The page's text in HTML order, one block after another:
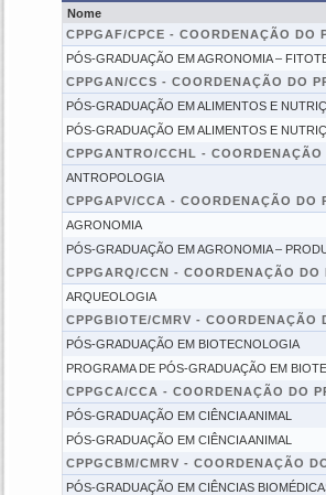
Nome
CPPGAF/CPCE - COORDENAÇÃO DO
PÓS-GRADUAÇÃO EM AGRONOMIA –
CPPGAN/CCS - COORDENAÇÃO DO
PÓS-GRADUAÇÃO EM ALIMENTOS E
PÓS-GRADUAÇÃO EM ALIMENTOS E
CPPGANTRO/CCHL -
ANTROPOLOGIA
CPPGAPV/CCA - COORDENAÇÃO DO
AGRONOMIA
PÓS-GRADUAÇÃO EM AGRONOMIA –
CPPGARQ/CCN - COORDENAÇÃO
ARQUEOLOGIA
CPPGBIOTE/CMRV - COORDENAÇÃO
PÓS-GRADUAÇÃO EM BIOTECNOLOGIA
PROGRAMA DE PÓS-GRADUAÇÃO EM
CPPGCA/CCA - COORDENAÇÃO DO
PÓS-GRADUAÇÃO EM CIÊNCIA ANIMAL
PÓS-GRADUAÇÃO EM CIÊNCIA ANIMAL
CPPGCBM/CMRV - COORDENAÇÃO
PÓS-GRADUAÇÃO EM CIÊNCIAS